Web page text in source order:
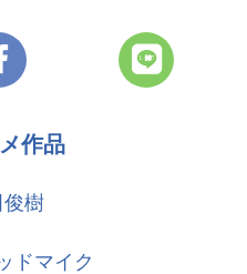
(CV.吉野裕行)
石川界人)
(CV.増田俊樹)
部屋で、久々のお泊り。
作品
俊樹
ドマイク